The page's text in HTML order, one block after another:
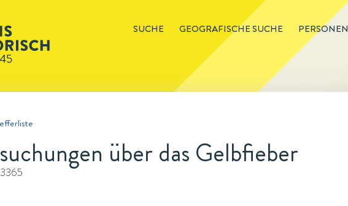
SUCHE GEOGRAFISCHE SUCHE PERSONEN
über das Gelbfieber